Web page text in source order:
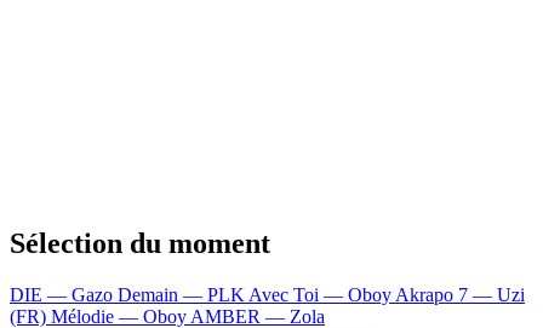
Sélection du moment
DIE — Gazo Demain — PLK Avec Toi — Oboy Akrapo 7 — Uzi
(FR) Mélodie — Oboy AMBER — Zola